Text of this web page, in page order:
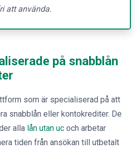
att använda.
på snabblån
som är specialiserad på att
snabblån eller kontokrediter. De
alla lån utan uc och arbetar
tiden från ansökan till utbetalt